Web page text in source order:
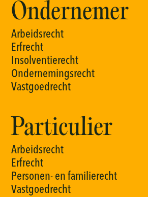
Ondernemer
Arbeidsrecht
Erfrecht
Insolventierecht
Ondernemingsrecht
Vastgoedrecht
Particulier
Arbeidsrecht
Erfrecht
Personen-enfamilierecht
Vastgoedrecht